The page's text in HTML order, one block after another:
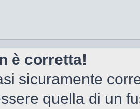
è corretta!
sicuramente
quella di un